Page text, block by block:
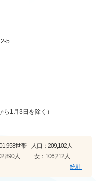
5
ら1月3日を除く）
世帯 人口： 209,102人
人 女： 106,212人
統計